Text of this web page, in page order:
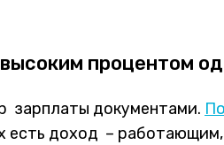
процентом
зарплаты документами.
есть доход – работающим,